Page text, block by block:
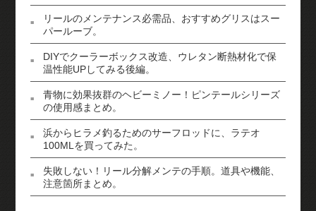
リールのメンテナンス必需品、おすすめグリスはスー
パールーブ。
DIYでクーラーボックス改造、ウレタン断熱材化で保
温性能UPしてみる後編。
青物に効果抜群のヘビーミノー！ピンテールシリーズ
の使用感まとめ。
浜からヒラメ釣るためのサーフロッドに、ラテオ
100MLを買ってみた。
失敗しない！リール分解メンテの手順。道具や機能、
注意箇所まとめ。